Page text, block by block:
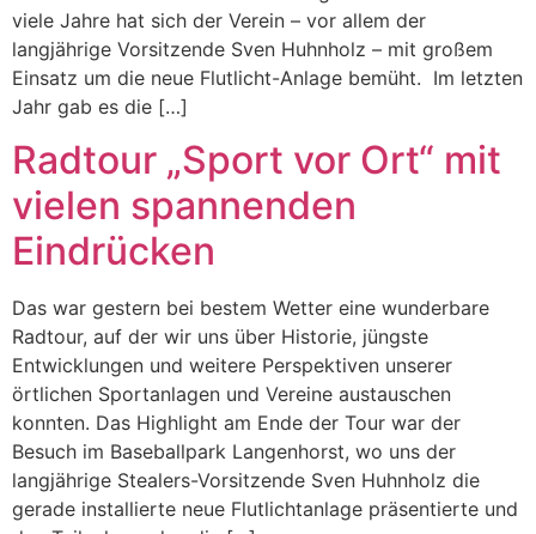
viele Jahre hat sich der Verein – vor allem der
langjährige Vorsitzende Sven Huhnholz – mit großem
Einsatz um die neue Flutlicht-Anlage bemüht. Im letzten
Jahr gab es die […]
Radtour „Sport vor Ort“ mit
vielen spannenden
Eindrücken
Das war gestern bei bestem Wetter eine wunderbare
Radtour, auf der wir uns über Historie, jüngste
Entwicklungen und weitere Perspektiven unserer
örtlichen Sportanlagen und Vereine austauschen
konnten. Das Highlight am Ende der Tour war der
Besuch im Baseballpark Langenhorst, wo uns der
langjährige Stealers-Vorsitzende Sven Huhnholz die
gerade installierte neue Flutlichtanlage präsentierte und